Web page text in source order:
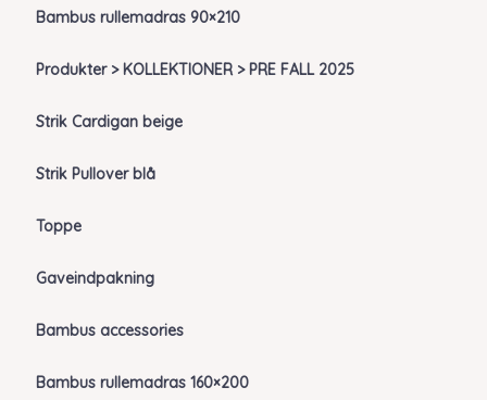
Bambus rullemadras 90×210
Produkter > KOLLEKTIONER > PRE FALL 2025
Strik Cardigan beige
Strik Pullover blå
Toppe
Gaveindpakning
Bambus accessories
Bambus rullemadras 160×200